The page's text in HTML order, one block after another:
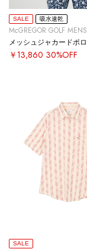
SALE 吸水速乾
McGREGOR GOLF MENS
メッシュジャカードポロ
￥13,860 30%OFF
SALE